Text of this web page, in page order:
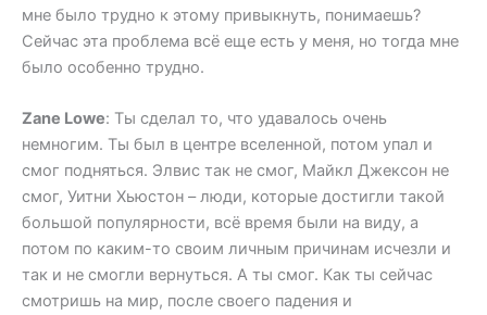
мне было трудно к этому привыкнуть, понимаешь?
Сейчас эта проблема всё еще есть у меня, но тогда мне
было особенно трудно.
Zane Lowe: Ты сделал то, что удавалось очень
немногим. Ты был в центре вселенной, потом упал и
смог подняться. Элвис так не смог, Майкл Джексон не
смог, Уитни Хьюстон – люди, которые достигли такой
большой популярности, всё время были на виду, а
потом по каким-то своим личным причинам исчезли и
так и не смогли вернуться. А ты смог. Как ты сейчас
смотришь на мир, после своего падения и